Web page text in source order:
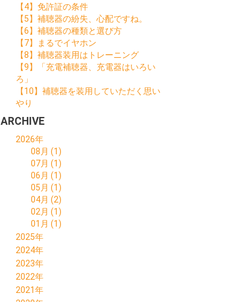
【4】免許証の条件
【5】補聴器の紛失、心配ですね。
【6】補聴器の種類と選び方
【7】まるでイヤホン
【8】補聴器装用はトレーニング
【9】「充電補聴器、充電器はいろい
ろ」
【10】補聴器を装用していただく思い
やり
ARCHIVE
2026年
08月 (1)
07月 (1)
06月 (1)
05月 (1)
04月 (2)
02月 (1)
01月 (1)
2025年
11月 (1)
10月 (1)
09月 (1)
08月 (1)
06月 (1)
2024年
10月 (1)
09月 (1)
07月 (1)
06月 (1)
2023年
12月 (1)
11月 (1)
09月 (1)
2022年
12月 (3)
2021年